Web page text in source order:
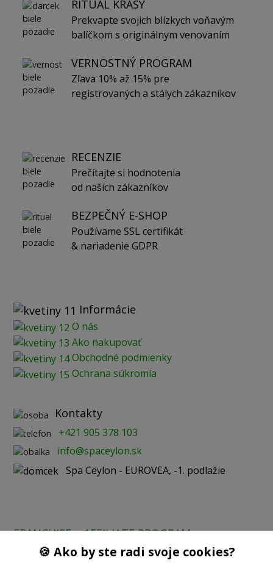
RITUÁL KRÁSY
Prekvapte svojich blízkych voňavým
balíčkom s originálnym venovaním
VERNOSTNÝ PROGRAM
Zľava 10% až 15% pre
registrovaných a stálych zákazníkov
RECENZIE
Prečítajte si hodnotenia
od našich zákazníkov
BEZPEČNÝ E-SHOP
Používame SSL certifikát
& nariadenie GDPR
Informácie
O nás
Ako nakupovať
Obchodné podmienky
Ochrana súkromia
Kontakty
+421 905 378 103
info@spaceylon.sk
Spa Ceylon - EUROVEA, -1. podlažie
FRANCHISE AFFILIATE PROGRAM
🍪 Ako by ste radi svoje cookies?